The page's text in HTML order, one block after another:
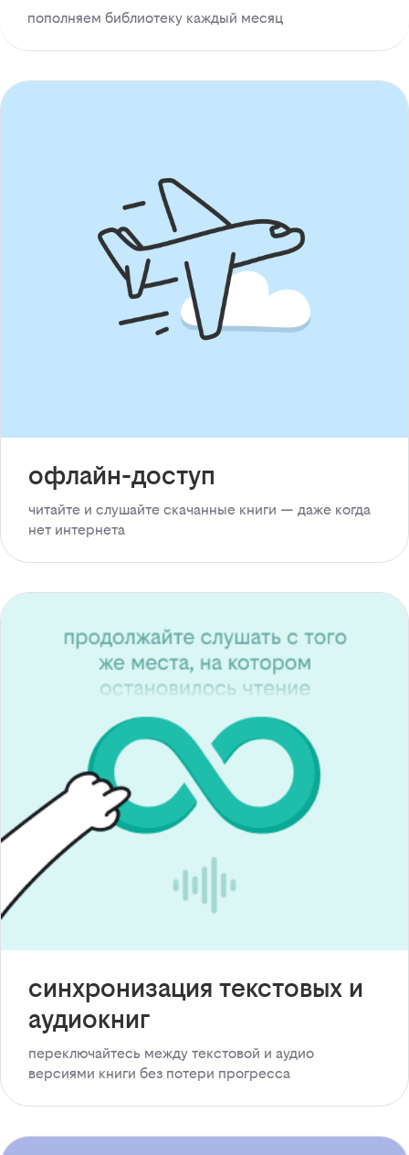
пополняем библиотеку каждый месяц
офлайн-доступ
читайте и слушайте скачанные книги — даже когда
нет интернета
синхронизация текстовых и
аудиокниг
переключайтесь между текстовой и аудио
версиями книги без потери прогресса